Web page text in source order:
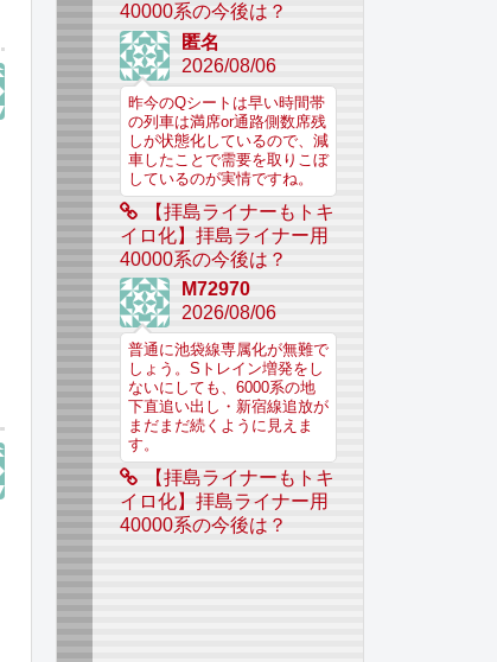
40000系の今後は？
匿名
2026/08/06
昨今のQシートは早い時間帯
の列車は満席or通路側数席残
しが状態化しているので、減
車したことで需要を取りこぼ
しているのが実情ですね。
【拝島ライナーもトキ
イロ化】拝島ライナー用
40000系の今後は？
M72970
2026/08/06
普通に池袋線専属化が無難で
しょう。Sトレイン増発をし
ないにしても、6000系の地
下直追い出し・新宿線追放が
まだまだ続くように見えま
す。
【拝島ライナーもトキ
イロ化】拝島ライナー用
40000系の今後は？